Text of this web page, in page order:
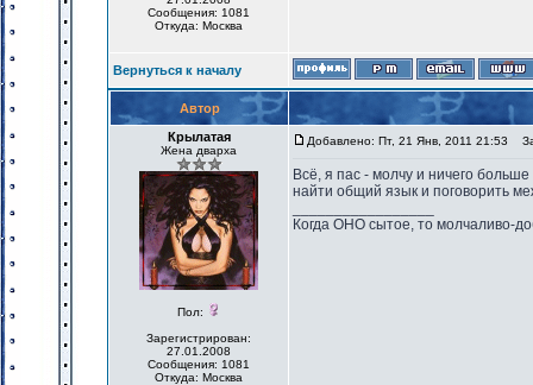
Сообщения: 1081
Откуда: Москва
Вернуться к началу
Автор
Крылатая
Жена дварха
Пол:
Зарегистрирован:
27.01.2008
Сообщения: 1081
Откуда: Москва
Добавлено: Пт, 21 Янв, 2011 21:53
Всё, я пас - молчу и ничего
найти общий язык и поговорить
Когда ОНО сытое, то молчаливо-